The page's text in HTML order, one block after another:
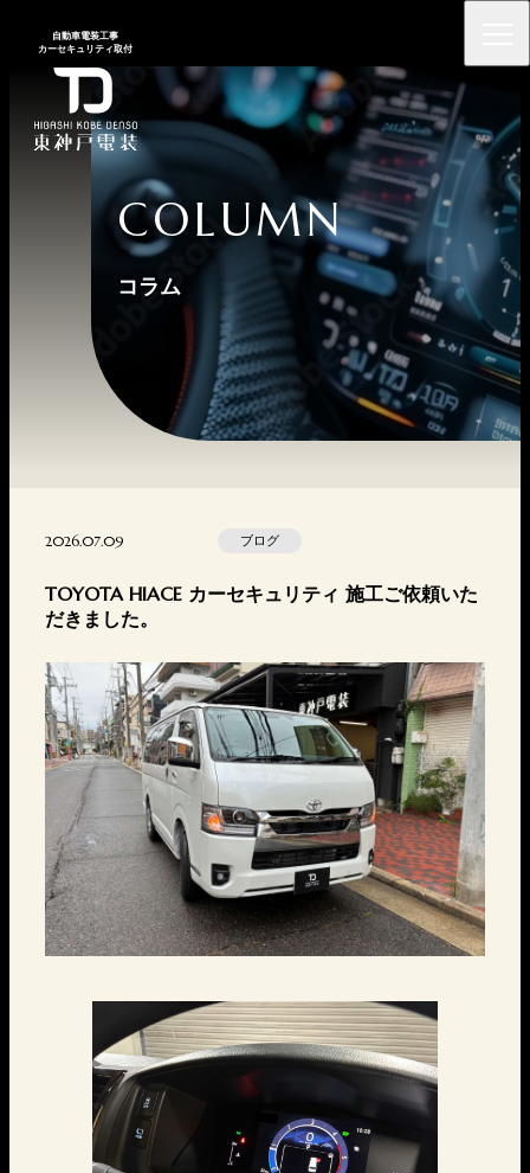
⾃動⾞電装⼯事
カーセキュリティ取付
COLUMN
コラム
2026.07.09 ブログ
TOYOTA HIACE カーセキュリティ 施工ご依頼いた
だきました。